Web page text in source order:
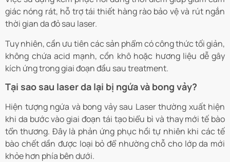
giác nóng rát, hỗ trợ tái thiết hàng rào bảo vệ và rút ngắn
thời gian da đỏ sau laser.
Tuy nhiên, cần ưu tiên các sản phẩm có công thức tối giản,
không chứa acid mạnh, cồn khô hoặc hương liệu dễ gây
kích ứng trong giai đoạn đầu sau treatment.
Tại sao sau laser da lại bị ngứa và bong vảy?
Hiện tượng ngứa và bong vảy sau Laser thường xuất hiện
khi da bước vào giai đoạn tái tạo biểu bì và thay mới tế bào
tổn thương. Đây là phản ứng phục hồi tự nhiên khi các tế
bào chết dần được loại bỏ để nhường chỗ cho lớp da mới
khỏe hơn phía bên dưới.